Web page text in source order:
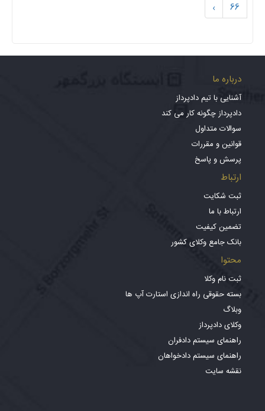
66
›
درباره ما
آشنایی با تیم دادپرداز
دادپرداز چگونه کار می کند
سوالات متداول
قوانین و مقررات
پرسش و پاسخ
ارتباط
ثبت شکایت
ارتباط با ما
تضمین کیفیت
بانک جامع وکلای کشور
محتوا
ثبت نام وکلا
بسته حقوقی راه اندازی استارت آپ ها
وبلاگ
وکلای دادپرداز
راهنمای سیستم دادفران
راهنمای سیستم دادخواهان
نقشه سایت